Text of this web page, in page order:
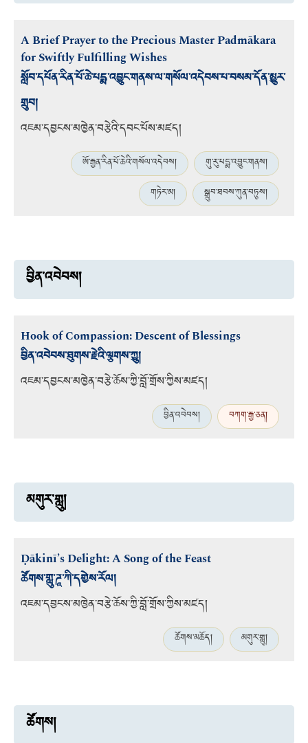
A Brief Prayer to the Precious Master Padmākara
for Swiftly Fulfilling Wishes
སློབ་དཔོན་རིན་པོ་ཆེ་པདྨ་འབྱུང་གནས་ལ་གསོལ་འདེབས་པ་བསམ་དོན་མྱུར་
གྲུབ།
འཇམ་དབྱངས་མཁྱེན་བརྩེའི་དབང་པོས་མཛད།
ཨོ་རྒྱན་རིན་པོ་ཆེའི་གསོལ་འདེབས།
གུ་རུ་པདྨ་འབྱུང་གནས།
གཏེར་མ།
སྒྲུབ་ཐབས་ཀུན་བཏུས།
བྱིན་འབེབས།
Hook of Compassion: Descent of Blessings
བྱིན་འབེབས་ཐུགས་རྗེའི་ལྕགས་ཀྱུ།
འཇམ་དབྱངས་མཁྱེན་བརྩེ་ཆོས་ཀྱི་བློ་གྲོས་ཀྱིས་མཛད།
བྱིན་འབེབས། བཀག་རྒྱ་ཅན།
མགུར་གླུ།
Ḍākinī’s Delight: A Song of the Feast
ཚོགས་གླུ་ཌཱ་ཀི་དགྱེས་རོལ།
འཇམ་དབྱངས་མཁྱེན་བརྩེ་ཆོས་ཀྱི་བློ་གྲོས་ཀྱིས་མཛད།
ཚོགས་མཆོད། མགུར་གླུ།
ཚོགས།